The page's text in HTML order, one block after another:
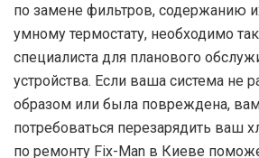
по замене фильтров, содержанию
умному термостату, необходимо
специалиста для планового
устройства. Если ваша система не
образом или была повреждена,
потребоваться перезарядить ваш
по ремонту Fix-Man в Киеве